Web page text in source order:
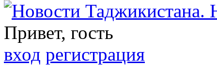
Привет, гость
вход регистрация